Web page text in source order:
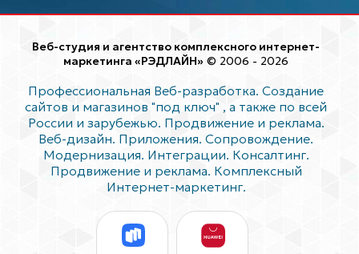
Веб-студия и агентство комплексного интернет-
маркетинга «РЭДЛАЙН» © 2006 - 2026
Профессиональная Веб-разработка. Создание
сайтов и магазинов "под ключ" , а также по всей
России и зарубежью. Продвижение и реклама.
Веб-дизайн. Приложения. Сопровождение.
Модернизация. Интеграции. Консалтинг.
Продвижение и реклама. Комплексный
Интернет-маркетинг.